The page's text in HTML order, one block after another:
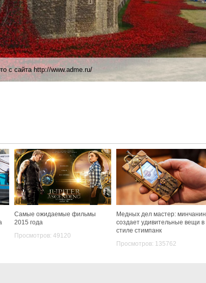
с сайта http://www.adme.ru/
Самые ожидаемые фильмы
2015 года
Просмотров: 49120
Медных дел мастер: минчанин
создает удивительные вещи в
стиле стимпанк
Просмотров: 135762